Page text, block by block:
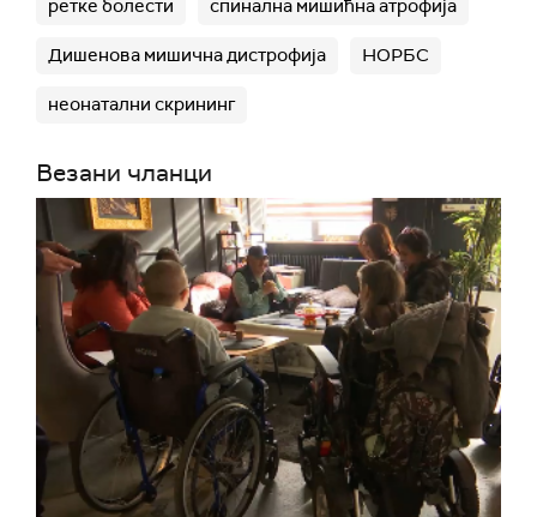
ретке болести спинална мишићна атрофија
Дишенова мишична дистрофија НОРБС
неонатални скрининг
Везани чланци